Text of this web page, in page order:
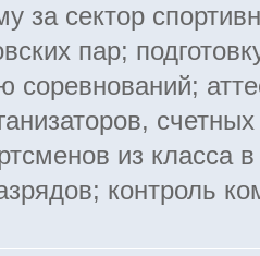
за сектор
пар;
соревнований;
из класса в
контроль